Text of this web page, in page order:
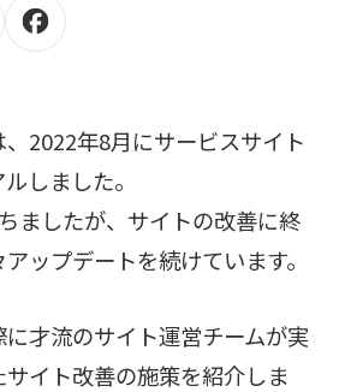
2022年8月にサービスサイト
しました。
ましたが、サイトの改善に終
ップデートを続けています。
才流のサイト運営チームが実
イト改善の施策を紹介しま